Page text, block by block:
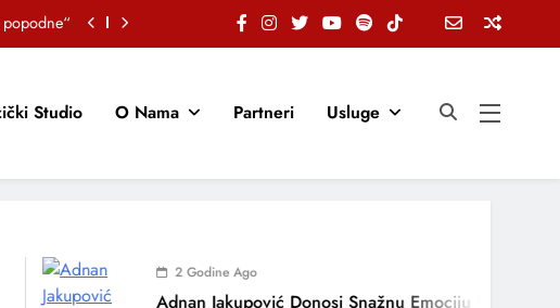
je“
lako
NAVIKE
Studio O Nama Partneri Usluge
2 Godine Ago
Adnan Jakupović Donosi Snažnu Emociju U Novoj